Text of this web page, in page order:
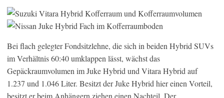
Bei flach gelegter Fondsitzlehne, die sich in beiden Hybrid SUVs
im Verhältnis 60:40 umklappen lässt, wächst das
Gepäckraumvolumen im Juke Hybrid und Vitara Hybrid auf
1.237 und 1.046 Liter. Besitzt der Juke Hybrid hier einen Vorteil,
besitzt er beim Anhängern ziehen einen Nachteil. Der